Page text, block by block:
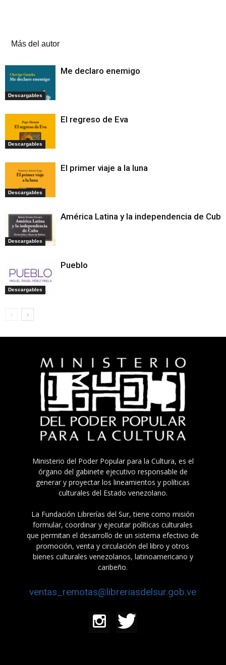
Más del autor
Descargables
Me declaro enemigo
Descargables
El regreso de Eva
Descargables
El primer viaje a la luna
Descargables
América Latina y la independencia de Cuba
Descargables
Pueblo
Ministerio del Poder Popular para la Cultura, es el
órgano del gabinete ejecutivo responsable de
generar y proyectar los lineamientos y políticas
culturales del Estado venezolano.
La Fundación Librerías del Sur, tiene como misión
formular, coordinar y ejecutar políticas culturales
que permitan el desarrollo de un sistema efectivo de
promoción, venta y circulación del libro y otros
bienes culturales venezolanos, latinoamericano y
caribeño.
ventas_remotas@libreriasdelsur.gob.ve